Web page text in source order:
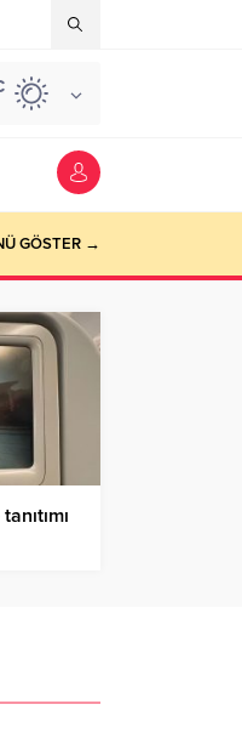
GÖSTER →